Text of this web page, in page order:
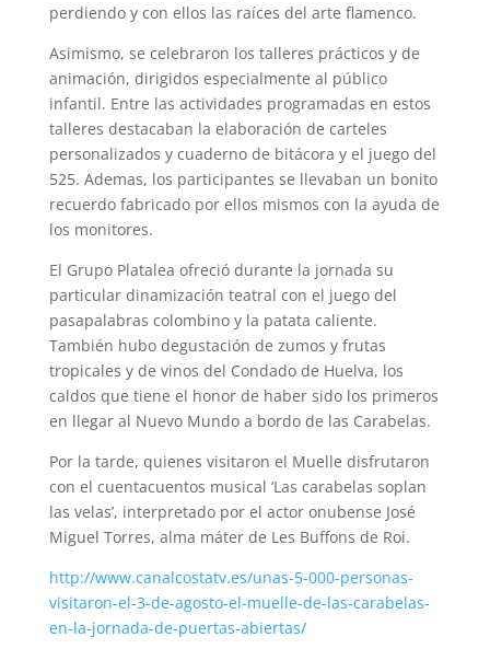
perdiendo y con ellos las raíces del arte flamenco.
Asimismo, se celebraron los talleres prácticos y de
animación, dirigidos especialmente al público
infantil. Entre las actividades programadas en estos
talleres destacaban la elaboración de carteles
personalizados y cuaderno de bitácora y el juego del
525. Ademas, los participantes se llevaban un bonito
recuerdo fabricado por ellos mismos con la ayuda de
los monitores.
El Grupo Platalea ofreció durante la jornada su
particular dinamización teatral con el juego del
pasapalabras colombino y la patata caliente.
También hubo degustación de zumos y frutas
tropicales y de vinos del Condado de Huelva, los
caldos que tiene el honor de haber sido los primeros
en llegar al Nuevo Mundo a bordo de las Carabelas.
Por la tarde, quienes visitaron el Muelle disfrutaron
con el cuentacuentos musical ‘Las carabelas soplan
las velas’, interpretado por el actor onubense José
Miguel Torres, alma máter de Les Buffons de Roi.
http://www.canalcostatv.es/unas-5-000-personas-
visitaron-el-3-de-agosto-el-muelle-de-las-carabelas-
en-la-jornada-de-puertas-abiertas/